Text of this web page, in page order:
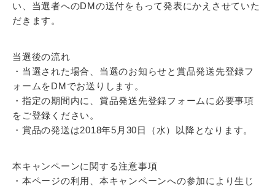
い、当選者へのDMの送付をもって発表にかえさせていた
だきます。
当選後の流れ
・当選された場合、当選のお知らせと賞品発送先登録フ
ォームをDMでお送りします。
・指定の期間内に、賞品発送先登録フォームに必要事項
をご登録ください。
・賞品の発送は2018年5月30日（水）以降となります。
本キャンペーンに関する注意事項
・本ページの利用、本キャンペーンへの参加により生じ